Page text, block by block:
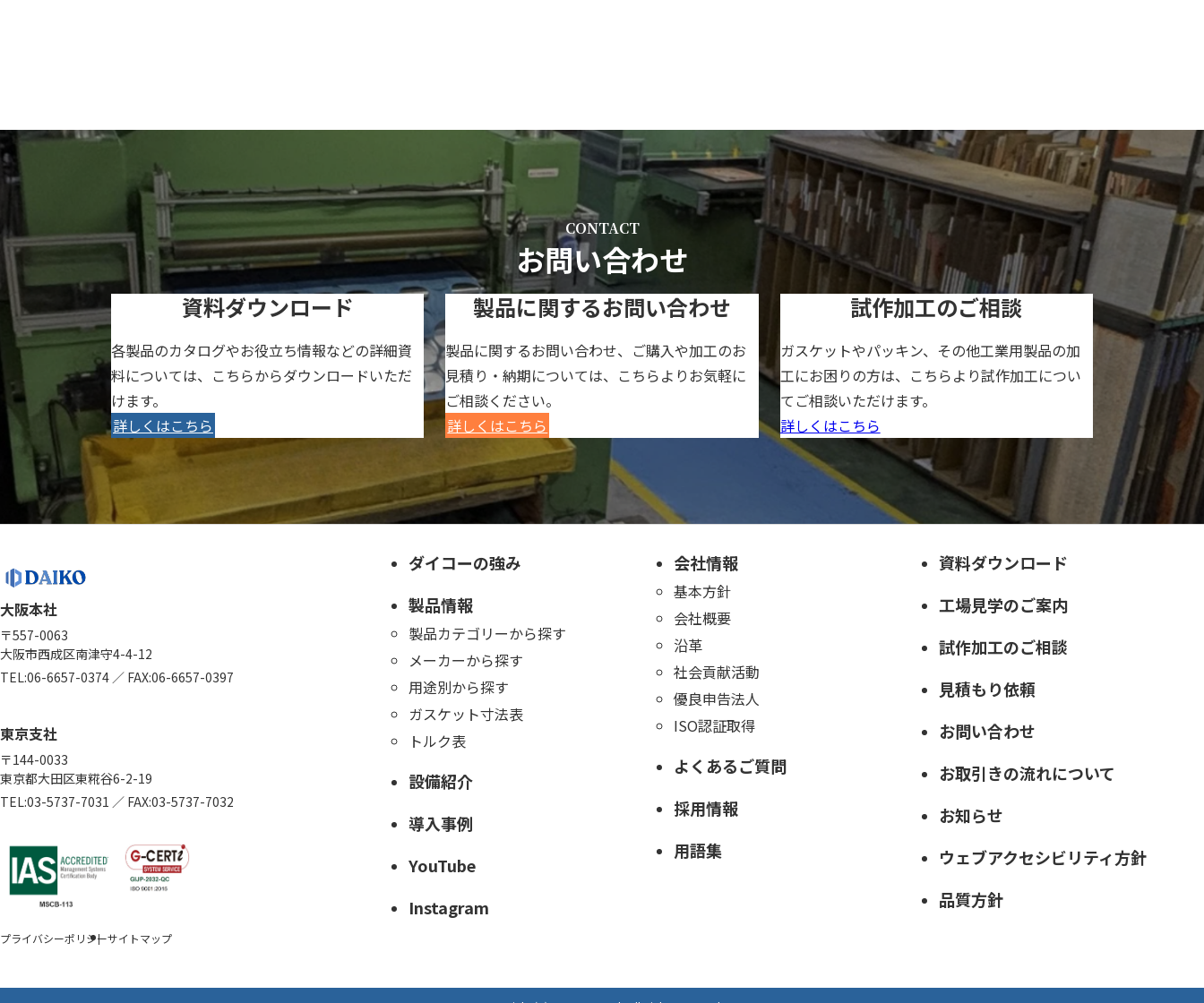
CONTACT
お問い合わせ
資料ダウンロード
各製品のカタログやお役立ち情報などの詳細資
料については、こちらからダウンロードいただ
けます。
詳しくはこちら
製品に関するお問い合わせ
製品に関するお問い合わせ、ご購入や加工のお
見積り・納期については、こちらよりお気軽に
ご相談ください。
詳しくはこちら
試作加工のご相談
ガスケットやパッキン、その他工業用製品の加
工にお困りの方は、こちらより試作加工につい
てご相談いただけます。
詳しくはこちら
大阪本社
〒557-0063
大阪市西成区南津守4-4-12
TEL:06-6657-0374 ／ FAX:06-6657-0397
東京支社
〒144-0033
東京都大田区東糀谷6-2-19
TEL:03-5737-7031 ／ FAX:03-5737-7032
ダイコーの強み
製品情報
製品カテゴリーから探す
メーカーから探す
用途別から探す
ガスケット寸法表
トルク表
設備紹介
導入事例
YouTube
Instagram
会社情報
基本方針
会社概要
沿革
社会貢献活動
優良申告法人
ISO認証取得
よくあるご質問
採用情報
用語集
資料ダウンロード
工場見学のご案内
試作加工のご相談
見積もり依頼
お問い合わせ
お取引きの流れについて
お知らせ
ウェブアクセシビリティ方針
品質方針
プライバシーポリシーサイトマップ